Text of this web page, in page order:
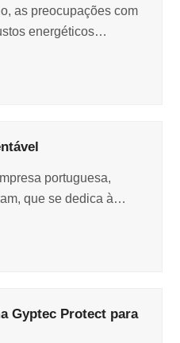
as preocupações com
energéticos…
portuguesa,
que se dedica à…
Gyptec Protect para